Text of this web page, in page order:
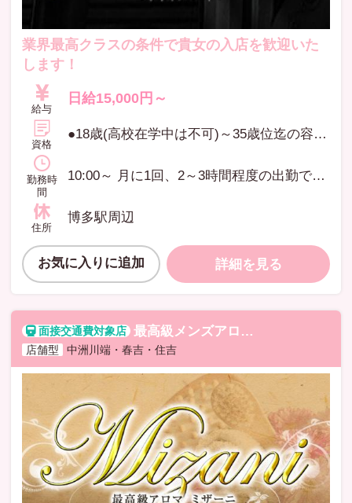
業界最高クラスの条件で貴女の入店を歓迎いた
します！
給与
日給15,000円～
資格
●18歳(高校在学中は不可)～35歳位迄の容姿端麗な方 現在一般のエステサロンやエステ、他店セラピストとして活躍している方のＷワークも大歓迎（※応募の秘密は厳守します。） ●マッサージ経験問わず大歓迎です。 ●学生・OLの方の副業もＯＫ ●福岡以外からのご応募も大歓迎。 ●月に1回、2～3時間程度の出勤でも大丈夫です。 あなたのご都合で働けます。 ●日給最低5,000円以上〜業界最高の70%+αをお確かめください。
勤務時
間
10:00～ 月に1回、2～3時間程度の出勤でも大丈夫です。あなたのご都合で働けます。
住所
博多駅周辺
お気に入りに追加 詳細を見る
最高級メンズアロマ MIZANI(ミザーニ)
店舗型 中洲川端・春吉・住吉